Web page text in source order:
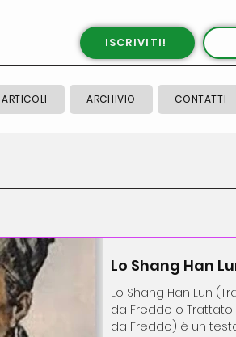
ISCRIVITI!
ARTICOLI ARCHIVIO CONTATTI
Lo Shang Han
Lo Shang Han Lun
da Freddo o
da Freddo) è un